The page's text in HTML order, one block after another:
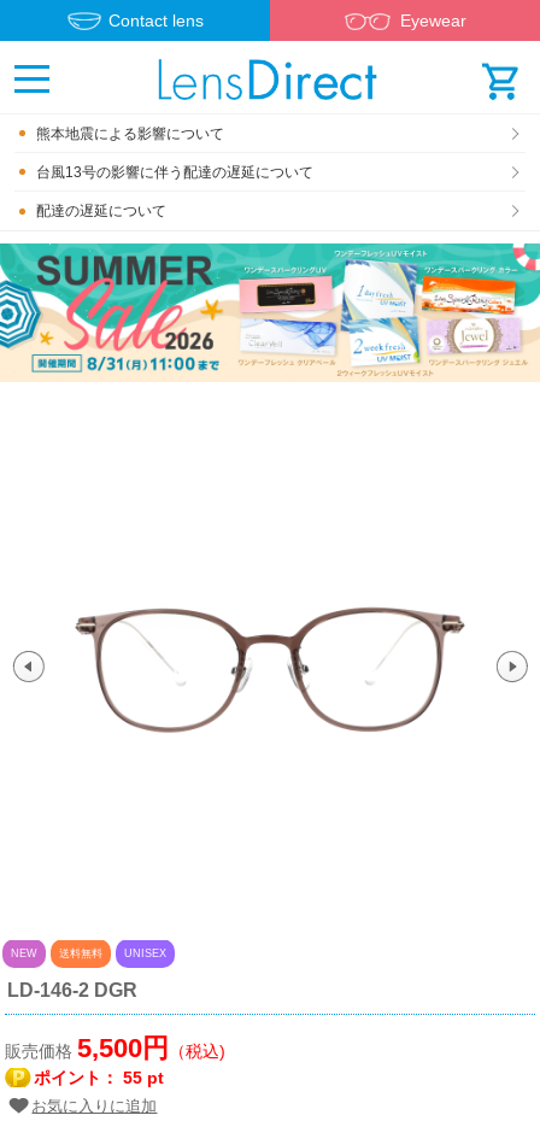
Contact lens Eyewear
熊本地震による影響について
台風13号の影響に伴う配達の遅延について
配達の遅延について
NEW 送料無料 UNISEX
LD-146-2 DGR
販売価格5,500円
（税込)
ポイント：55 pt
お気に入りに追加